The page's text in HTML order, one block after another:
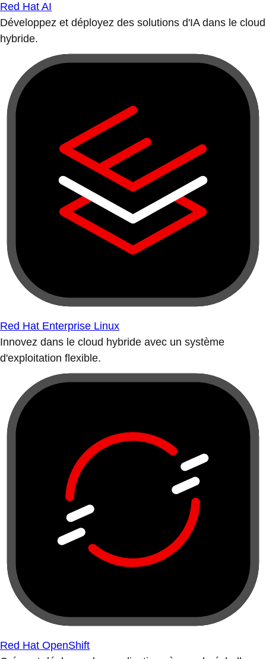
Red Hat AI
Développez et déployez des solutions d'IA dans le cloud
hybride.
Red Hat Enterprise Linux
Innovez dans le cloud hybride avec un système
d'exploitation flexible.
Red Hat OpenShift